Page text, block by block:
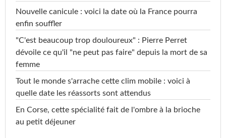
Nouvelle canicule : voici la date où la France pourra
enfin souffler
"C'est beaucoup trop douloureux" : Pierre Perret
dévoile ce qu'il "ne peut pas faire" depuis la mort de sa
femme
Tout le monde s'arrache cette clim mobile : voici à
quelle date les réassorts sont attendus
En Corse, cette spécialité fait de l'ombre à la brioche
au petit déjeuner